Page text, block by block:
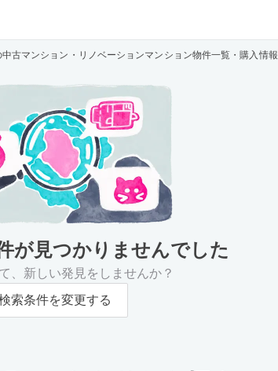
古マンション・リノベーションマンション物件一覧・購入情報
が見つかりませんでした
、新しい発見をしませんか？
索条件を変更する